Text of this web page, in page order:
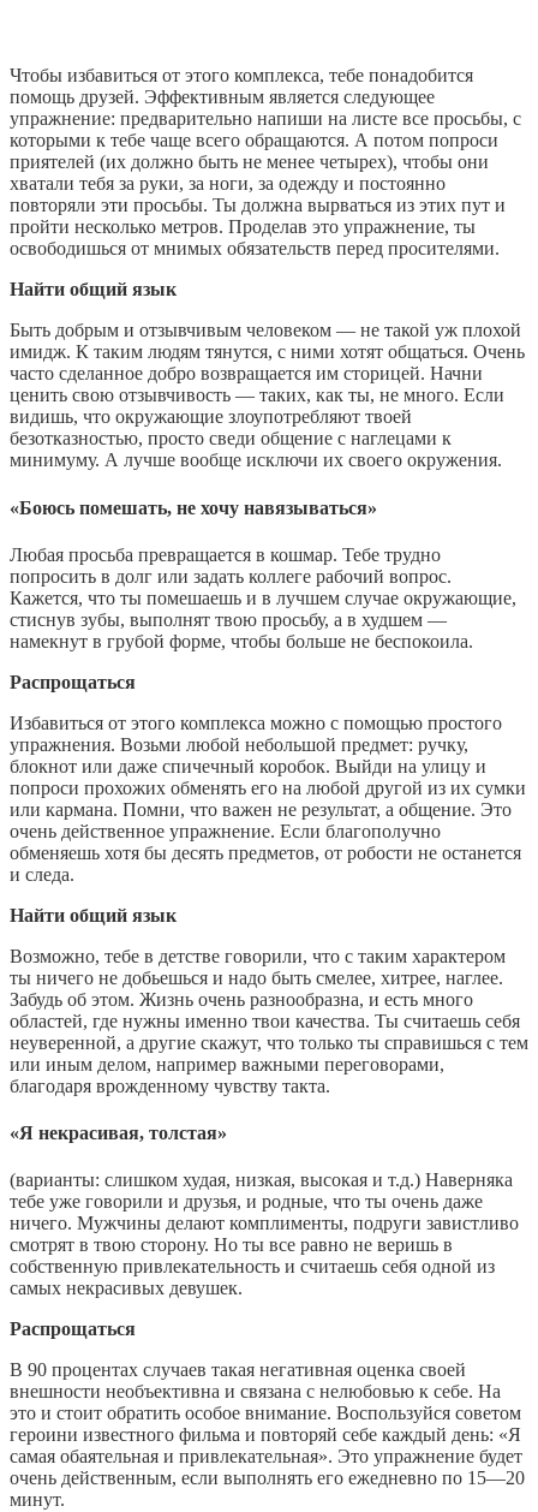
Чтобы избавиться от этого комплекса, тебе понадобится
помощь друзей. Эффективным является следующее
упражнение: предварительно напиши на листе все просьбы, с
которыми к тебе чаще всего обращаются. А потом попроси
приятелей (их должно быть не менее четырех), чтобы они
хватали тебя за руки, за ноги, за одежду и постоянно
повторяли эти просьбы. Ты должна вырваться из этих пут и
пройти несколько метров. Проделав это упражнение, ты
освободишься от мнимых обязательств перед просителями.
Найти общий язык
Быть добрым и отзывчивым человеком — не такой уж плохой
имидж. К таким людям тянутся, с ними хотят общаться. Очень
часто сделанное добро возвращается им сторицей. Начни
ценить свою отзывчивость — таких, как ты, не много. Если
видишь, что окружающие злоупотребляют твоей
безотказностью, просто сведи общение с наглецами к
минимуму. А лучше вообще исключи их своего окружения.
«Боюсь помешать, не хочу навязываться»
Любая просьба превращается в кошмар. Тебе трудно
попросить в долг или задать коллеге рабочий вопрос.
Кажется, что ты помешаешь и в лучшем случае окружающие,
стиснув зубы, выполнят твою просьбу, а в худшем —
намекнут в грубой форме, чтобы больше не беспокоила.
Распрощаться
Избавиться от этого комплекса можно с помощью простого
упражнения. Возьми любой небольшой предмет: ручку,
блокнот или даже спичечный коробок. Выйди на улицу и
попроси прохожих обменять его на любой другой из их сумки
или кармана. Помни, что важен не результат, а общение. Это
очень действенное упражнение. Если благополучно
обменяешь хотя бы десять предметов, от робости не останется
и следа.
Найти общий язык
Возможно, тебе в детстве говорили, что с таким характером
ты ничего не добьешься и надо быть смелее, хитрее, наглее.
Забудь об этом. Жизнь очень разнообразна, и есть много
областей, где нужны именно твои качества. Ты считаешь себя
неуверенной, а другие скажут, что только ты справишься с тем
или иным делом, например важными переговорами,
благодаря врожденному чувству такта.
«Я некрасивая, толстая»
(варианты: слишком худая, низкая, высокая и т.д.) Наверняка
тебе уже говорили и друзья, и родные, что ты очень даже
ничего. Мужчины делают комплименты, подруги завистливо
смотрят в твою сторону. Но ты все равно не веришь в
собственную привлекательность и считаешь себя одной из
самых некрасивых девушек.
Распрощаться
В 90 процентах случаев такая негативная оценка своей
внешности необъективна и связана с нелюбовью к себе. На
это и стоит обратить особое внимание. Воспользуйся советом
героини известного фильма и повторяй себе каждый день: «Я
самая обаятельная и привлекательная». Это упражнение будет
очень действенным, если выполнять его ежедневно по 15—20
минут.